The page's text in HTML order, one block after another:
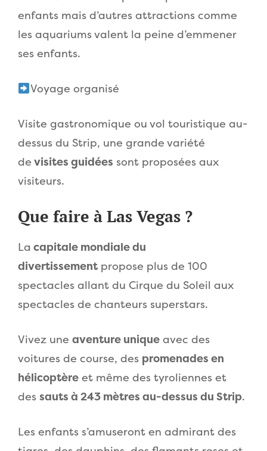
enfants mais d’autres attractions comme
les aquariums valent la peine d’emmener
ses enfants.
Voyage organisé
Visite gastronomique ou vol touristique au-
dessus du Strip, une grande variété
de visites guidées sont proposées aux
visiteurs.
Que faire à Las Vegas ?
La capitale mondiale du
divertissement propose plus de 100
spectacles allant du Cirque du Soleil aux
spectacles de chanteurs superstars.
Vivez une aventure unique avec des
voitures de course, des promenades en
hélicoptère et même des tyroliennes et
des sauts à 243 mètres au-dessus du Strip.
Les enfants s’amuseront en admirant des